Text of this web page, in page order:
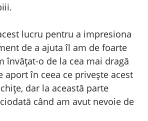
lucru pentru a impresiona
de a ajuta îl am de foarte
învățat-o de la cea mai dragă
în ceea ce privește acest
dar la această parte
când am avut nevoie de